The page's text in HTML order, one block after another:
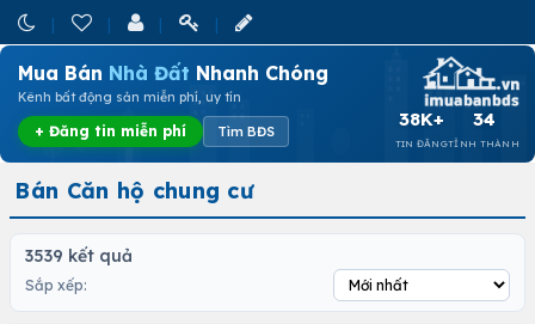
Mua Bán Nhà Đất Nhanh Chóng
Kênh bất động sản miễn phí, uy tín
+ Đăng tin miễn phí Tìm BĐS
38K+
TIN ĐĂNG
34
TỈNH THÀNH
Bán Căn hộ chung cư
3539 kết quả
Sắp xếp: